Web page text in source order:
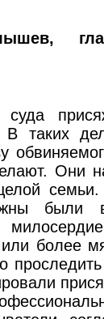
суда
В таких
Они
были
более